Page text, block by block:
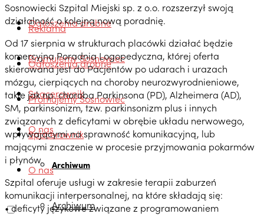
Ogłoszenia drobne
Promujemy Sosnowiec
Spacerownik
O nas
Archiwum
Reklama
Ogłoszenia drobne
Promujemy Sosnowiec
Spacerownik
O nas
Archiwum
Sosnowiecki Szpital Miejski sp. z o.o. rozszerzył swoją
działalność o kolejną nową poradnię.
Od 17 sierpnia w strukturach placówki działać będzie
komercyjna Poradnia Logopedyczna, której oferta
skierowana jest do Pacjentów po udarach i urazach
mózgu, cierpiących na choroby neurozwyrodnieniowe,
takie jak np. choroba Parkinsona (PD), Alzheimera (AD),
SM, parkinsonizm, tzw. parkinsonizm plus i innych
związanych z deficytami w obrębie układu nerwowego,
wpływającymi na sprawność komunikacyjną, lub
mającymi znaczenie w procesie przyjmowania pokarmów
i płynów.
Szpital oferuje usługi w zakresie terapii zaburzeń
komunikacji interpersonalnej, na które składają się:
• deficyty językowe związane z programowaniem